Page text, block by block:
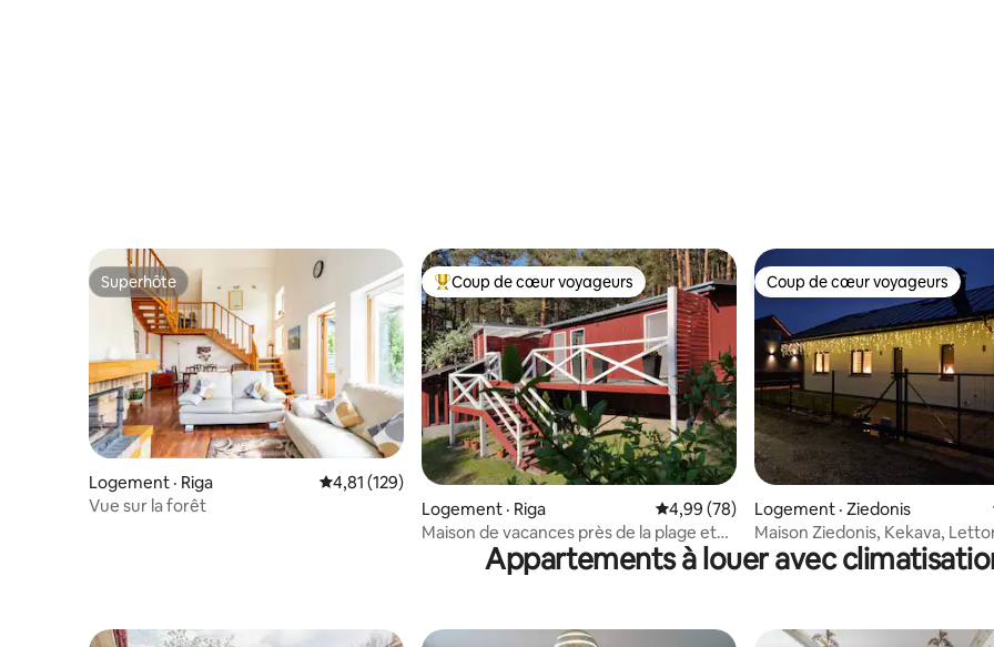
Superhôte
Superhôte
Logement · Riga Note moyenne de 4,81 sur 5, 129 commentaires
4,81 (129)
Vue sur la forêt
Coup de cœur voyageurs parmi les plus aimés
Coup de cœur voyageurs
Logement · Riga Note moyenne de 4,99 sur 5, 78
4,99 (78)
Maison de vacances près de la plage et
de la forêt de pins
Coup de cœur voyageurs
Coup de cœur voyageurs
Logement · Ziedonis
Maison Ziedonis, Kekava,
Appartements à louer avec